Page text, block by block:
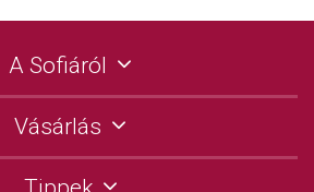
A Sofiáról
Vásárlás